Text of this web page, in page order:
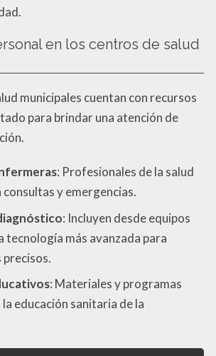
en los centros de salud
municipales cuentan con recursos
para brindar una atención de
: Profesionales de la salud
y emergencias.
: Incluyen desde equipos
tecnología más avanzada para
: Materiales y programas
educación sanitaria de la